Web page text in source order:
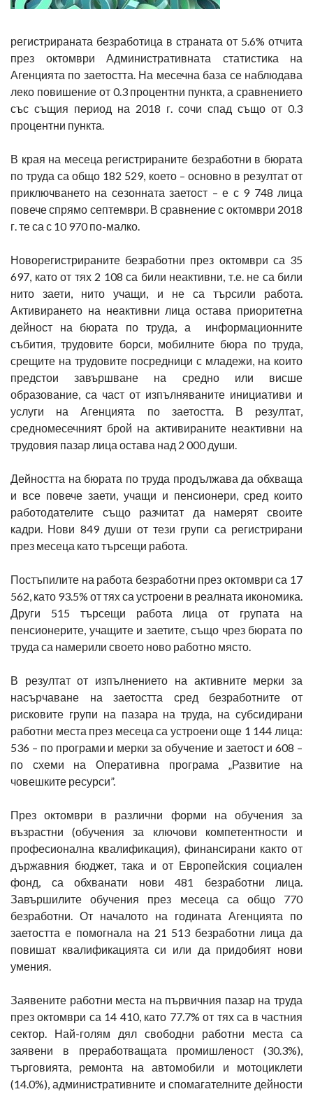
регистрираната безработица в страната от 5.6% отчита
през октомври Административната статистика на
Агенцията по заетостта. На месечна база се наблюдава
леко повишение от 0.3 процентни пункта, а сравнението
със същия период на 2018 г. сочи спад също от 0.3
процентни пункта.
В края на месеца регистрираните безработни в бюрата
по труда са общо 182 529, което – основно в резултат от
приключването на сезонната заетост – е с 9 748 лица
повече спрямо септември. В сравнение с октомври 2018
г. те са с 10 970 по-малко.
Новорегистрираните безработни през октомври са 35
697, като от тях 2 108 са били неактивни, т.е. не са били
нито заети, нито учащи, и не са търсили работа.
Активирането на неактивни лица остава приоритетна
дейност на бюрата по труда, а информационните
събития, трудовите борси, мобилните бюра по труда,
срещите на трудовите посредници с младежи, на които
предстои завършване на средно или висше
образование, са част от изпълняваните инициативи и
услуги на Агенцията по заетостта. В резултат,
средномесечният брой на активираните неактивни на
трудовия пазар лица остава над 2 000 души.
Дейността на бюрата по труда продължава да обхваща
и все повече заети, учащи и пенсионери, сред които
работодателите също разчитат да намерят своите
кадри. Нови 849 души от тези групи са регистрирани
през месеца като търсещи работа.
Постъпилите на работа безработни през октомври са 17
562, като 93.5% от тях са устроени в реалната икономика.
Други 515 търсещи работа лица от групата на
пенсионерите, учащите и заетите, също чрез бюрата по
труда са намерили своето ново работно място.
В резултат от изпълнението на активните мерки за
насърчаване на заетостта сред безработните от
рисковите групи на пазара на труда, на субсидирани
работни места през месеца са устроени още 1 144 лица:
536 – по програми и мерки за обучение и заетост и 608 –
по схеми на Оперативна програма „Развитие на
човешките ресурси”.
През октомври в различни форми на обучения за
възрастни (обучения за ключови компетентности и
професионална квалификация), финансирани както от
държавния бюджет, така и от Европейския социален
фонд, са обхванати нови 481 безработни лица.
Завършилите обучения през месеца са общо 770
безработни. От началото на годината Агенцията по
заетостта е помогнала на 21 513 безработни лица да
повишат квалификацията си или да придобият нови
умения.
Заявените работни места на първичния пазар на труда
през октомври са 14 410, като 77.7% от тях са в частния
сектор. Най-голям дял свободни работни места са
заявени в преработващата промишленост (30.3%),
търговията, ремонта на автомобили и мотоциклети
(14.0%), административните и спомагателните дейности